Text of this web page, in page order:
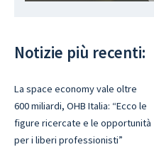
Notizie più recenti:
La space economy vale oltre
600 miliardi, OHB Italia: “Ecco le
figure ricercate e le opportunità
per i liberi professionisti”